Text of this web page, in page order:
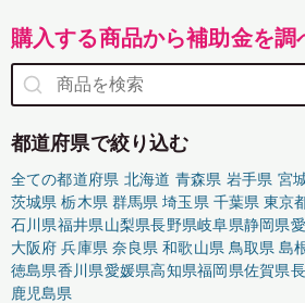
購入する商品から補助金を調
都道府県で絞り込む
全ての都道府県 北海道 青森県 岩手県 宮
茨城県 栃木県 群馬県 埼玉県 千葉県 東京
石川県福井県山梨県長野県岐阜県静岡県
大阪府 兵庫県 奈良県 和歌山県 鳥取県 島
徳島県香川県愛媛県高知県福岡県佐賀県
鹿児島県